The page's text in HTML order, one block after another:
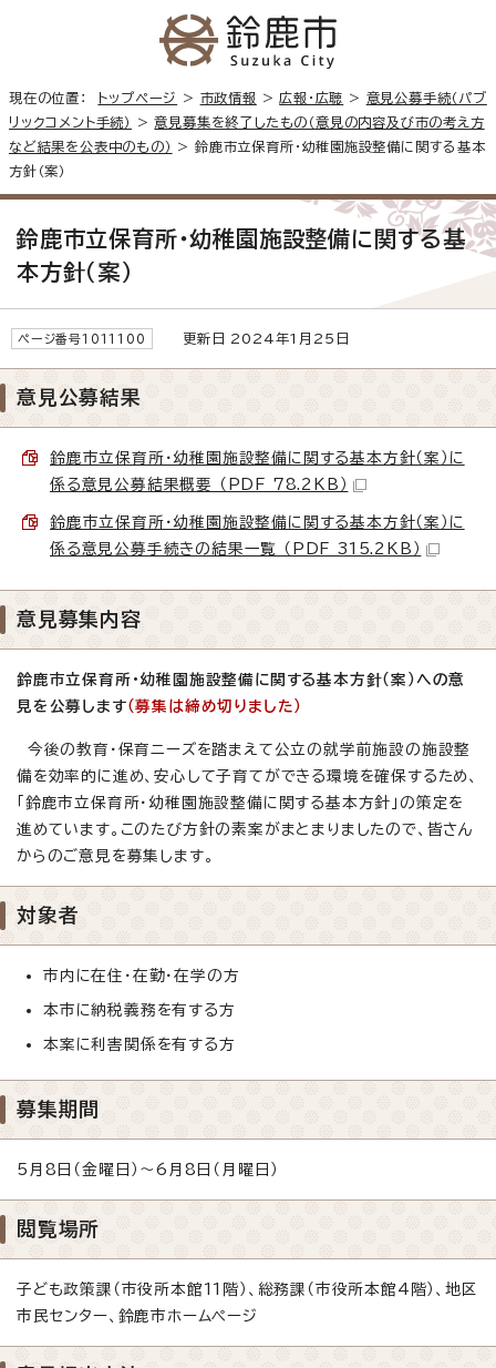
現在の位置： トップページ > 市政情報 >広報・広聴 > 意見公募手続（パブ
リックコメント手続）
>意見募集を終了したもの（意見の内容及び市の考え方
など結果を公表中のもの）
> 鈴鹿市立保育所・幼稚園施設整備に関する基本
方針（案）
鈴鹿市立保育所・幼稚園施設整備に関する基
本方針（案）
ページ番号1011100 更新日 2024年1月25日
意見公募結果
鈴鹿市立保育所・幼稚園施設整備に関する基本方針（案）に
係る意見公募結果概要 （PDF 78.2KB）
鈴鹿市立保育所・幼稚園施設整備に関する基本方針（案）に
係る意見公募手続きの結果一覧 （PDF 315.2KB）
意見募集内容
鈴鹿市立保育所・幼稚園施設整備に関する基本方針（案）への意
見を公募します（募集は締め切りました）
今後の教育・保育ニーズを踏まえて公立の就学前施設の施設整
備を効率的に進め、安心して子育てができる環境を確保するため、
「鈴鹿市立保育所・幼稚園施設整備に関する基本方針」の策定を
進めています。このたび方針の素案がまとまりましたので、皆さん
からのご意見を募集します。
対象者
市内に在住・在勤・在学の方
本市に納税義務を有する方
本案に利害関係を有する方
募集期間
5月8日（金曜日）～6月8日（月曜日）
閲覧場所
子ども政策課（市役所本館11階）、総務課（市役所本館4階）、地区
市民センター、鈴鹿市ホームページ